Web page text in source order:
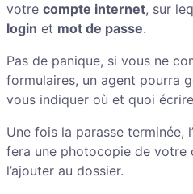
votre compte internet, sur
login et mot de passe.
Pas de panique, si vous ne
formulaires, un agent pourra
vous indiquer où et quoi
Une fois la parasse terminée,
fera une photocopie de votre
l’ajouter au dossier.